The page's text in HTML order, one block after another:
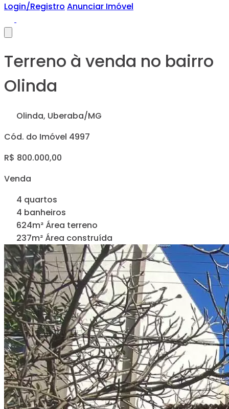
Login/Registro Anunciar Imóvel
Terreno à venda no bairro
Olinda
Olinda, Uberaba/MG
Cód. do Imóvel 4997
R$ 800.000,00
Venda
4 quartos
4 banheiros
624m² Área terreno
237m² Área construída